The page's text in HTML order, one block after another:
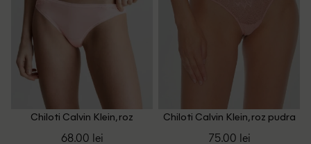
Chiloti Calvin Klein, roz
68.00 lei
Chiloti Calvin Klein, roz pudra
75.00 lei